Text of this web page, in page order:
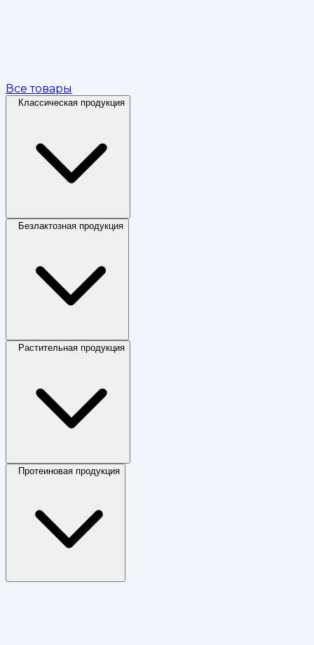
Все товары
Классическая продукция
Безлактозная продукция
Растительная продукция
Протеиновая продукция